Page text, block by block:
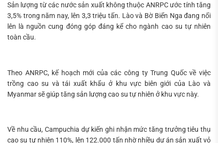
Sản lượng từ các nước sản xuất không thuộc ANRPC ước tính tăng
3,5% trong năm nay, lên 3,3 triệu tấn. Lào và Bờ Biển Nga đang nổi
lên là nguồn cung đóng góp đáng kể cho ngành cao su tự nhiên
toàn cầu.
Theo ANRPC, kế hoạch mới của các công ty Trung Quốc về việc
trồng cao su và tái xuất khẩu ở khu vực biên giới của Lào và
Myanmar sẽ giúp tăng sản lượng cao su tự nhiên ở khu vực này.
Về nhu cầu, Campuchia dự kiến ghi nhận mức tăng trưởng tiêu thụ
cao su tự nhiên 110%, lên 122.000 tấn nhờ nhiều dự án sản xuất vỏ